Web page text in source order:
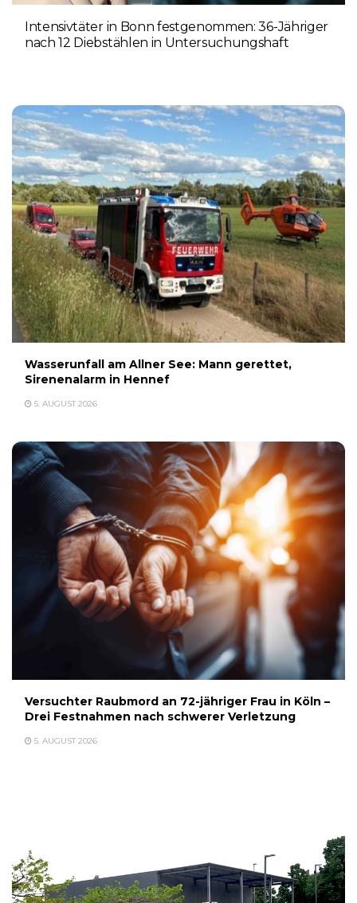
Intensivtäter in Bonn festgenommen: 36-Jähriger
nach 12 Diebstählen in Untersuchungshaft
Wasserunfall am Allner See: Mann gerettet,
Sirenenalarm in Hennef
5. AUGUST 2026
Versuchter Raubmord an 72-jähriger Frau in Köln –
Drei Festnahmen nach schwerer Verletzung
5. AUGUST 2026